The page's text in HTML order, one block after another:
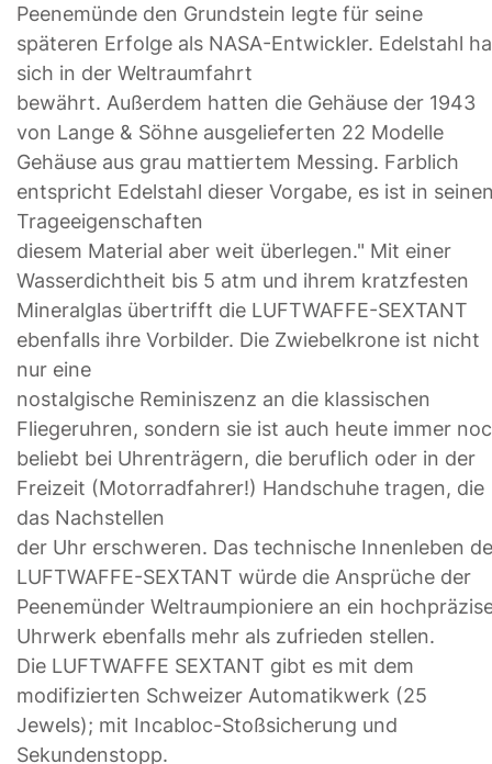
Peenemünde den Grundstein legte für seine
späteren Erfolge als NASA-Entwickler. Edelstahl
sich in der Weltraumfahrt
bewährt. Außerdem hatten die Gehäuse der 1943
von Lange & Söhne ausgelieferten 22 Modelle
Gehäuse aus grau mattiertem Messing. Farblich
entspricht Edelstahl dieser Vorgabe, es ist in
Trageeigenschaften
diesem Material aber weit überlegen." Mit einer
Wasserdichtheit bis 5 atm und ihrem kratzfesten
Mineralglas übertrifft die LUFTWAFFE-SEXTANT
ebenfalls ihre Vorbilder. Die Zwiebelkrone ist nicht
nur eine
nostalgische Reminiszenz an die klassischen
Fliegeruhren, sondern sie ist auch heute immer
beliebt bei Uhrenträgern, die beruflich oder in der
Freizeit (Motorradfahrer!) Handschuhe tragen, die
das Nachstellen
der Uhr erschweren. Das technische Innenleben
LUFTWAFFE-SEXTANT würde die Ansprüche der
Peenemünder Weltraumpioniere an ein
Uhrwerk ebenfalls mehr als zufrieden stellen.
Die LUFTWAFFE SEXTANT gibt es mit dem
modifizierten Schweizer Automatikwerk (25
Jewels); mit Incabloc-Stoßsicherung und
Sekundenstopp.